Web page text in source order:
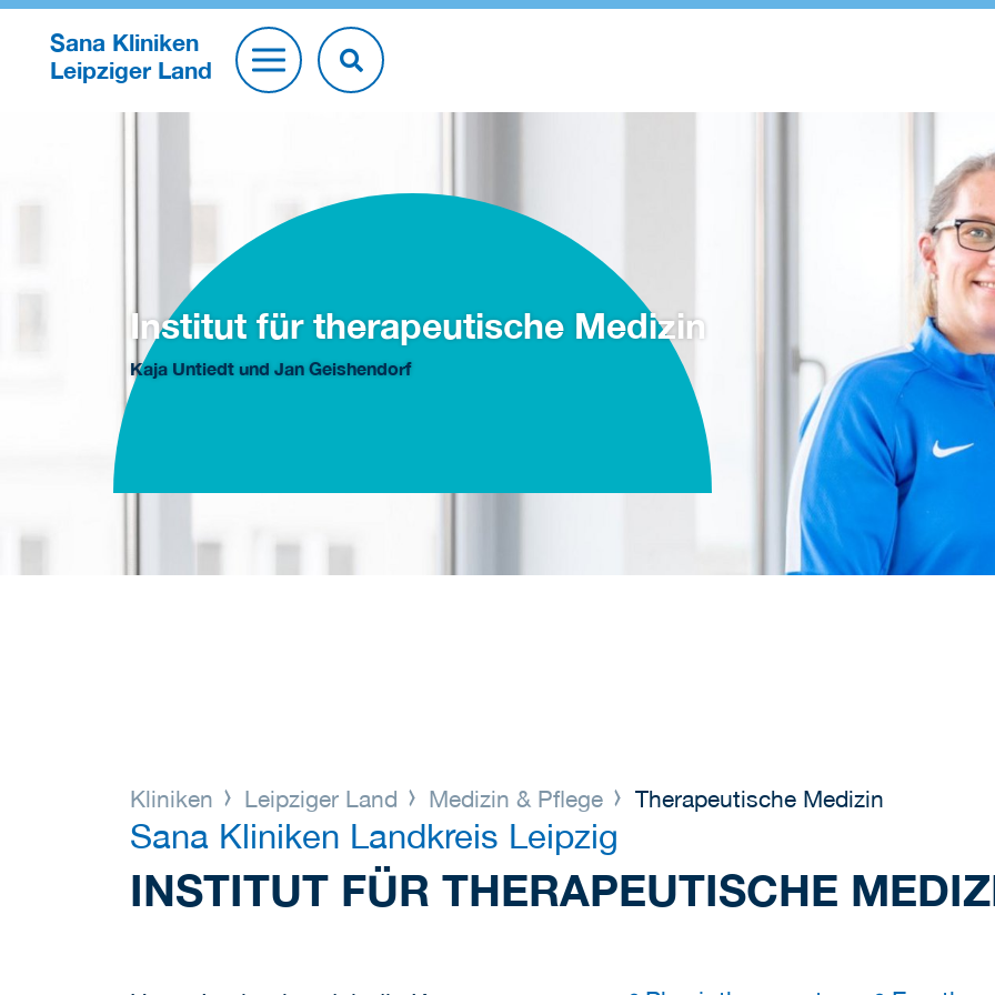
Sana Kliniken
Leipziger Land
Institut für therapeutische Medizin
Kaja Untiedt und Jan Geishendorf
Kliniken Leipziger Land Medizin & Pflege Therapeutische Medizin
Sana Kliniken Landkreis Leipzig
INSTITUT FÜR THERAPEUTISCHE